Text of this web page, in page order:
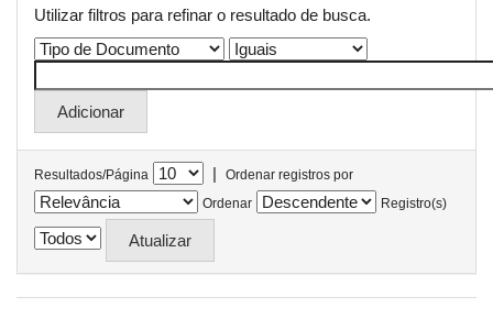
Utilizar filtros para refinar o resultado de busca.
Resultados/Página |
Ordenar registros por
Ordenar
Registro(s)